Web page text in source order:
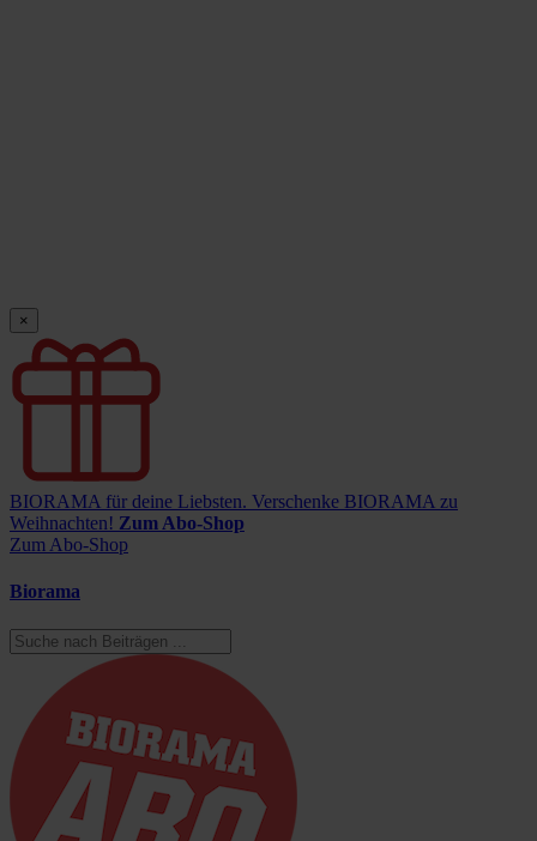
×
BIORAMA für deine Liebsten. Verschenke BIORAMA zu
Weihnachten! Zum Abo-Shop
Zum Abo-Shop
Biorama